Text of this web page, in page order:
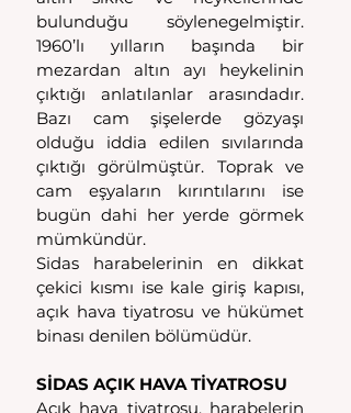
bulunduğu söylenegelmiştir.
1960’lı yılların başında bir
mezardan altın ayı heykelinin
çıktığı anlatılanlar arasındadır.
Bazı cam şişelerde gözyaşı
olduğu iddia edilen sıvılarında
çıktığı görülmüştür. Toprak ve
cam eşyaların kırıntılarını ise
bugün dahi her yerde görmek
mümkündür.
Sidas harabelerinin en dikkat
çekici kısmı ise kale giriş kapısı,
açık hava tiyatrosu ve hükümet
binası denilen bölümüdür.
SİDAS AÇIK HAVA TİYATROSU
Açık hava tiyatrosu, harabelerin